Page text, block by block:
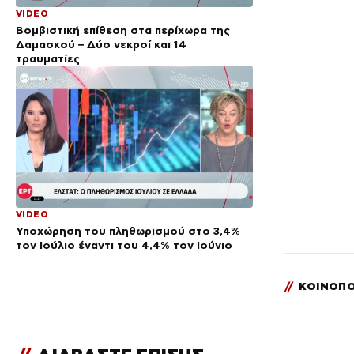
VIDEO
Βομβιστική επίθεση στα περίχωρα της
Δαμασκού – Δύο νεκροί και 14
τραυματίες
VIDEO
Υποχώρηση του πληθωρισμού στο 3,4%
τον Ιούλιο έναντι του 4,4% τον Ιούνιο
//